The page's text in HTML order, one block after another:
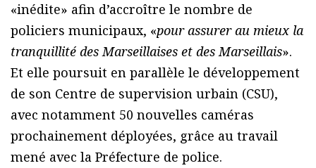
«inédite» afin d’accroître le nombre de
policiers municipaux, «pour assurer au mieux la
tranquillité des Marseillaises et des Marseillais».
Et elle poursuit en parallèle le développement
de son Centre de supervision urbain (CSU),
avec notamment 50 nouvelles caméras
prochainement déployées, grâce au travail
mené avec la Préfecture de police.